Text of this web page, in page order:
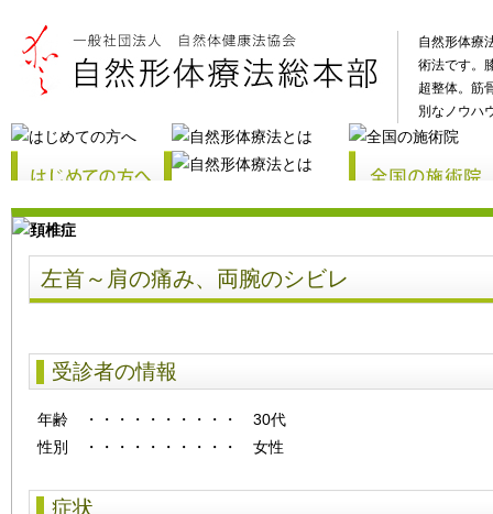
自然形体療
術法です。
超整体。筋
別なノウハ
左首～肩の痛み、両腕のシビレ
受診者の情報
年齢 ・・・・・・・・・・
30代
性別
・・・・・・・・・・ 女性
症状